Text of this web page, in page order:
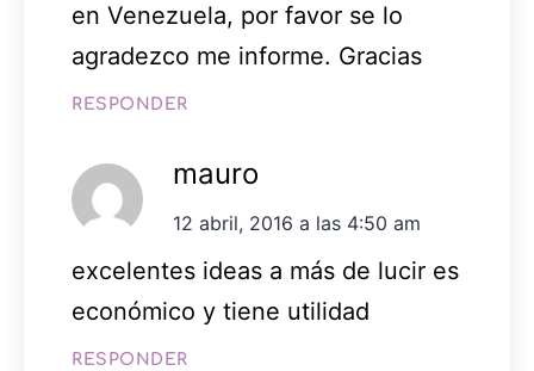
en Venezuela, por favor se lo
agradezco me informe. Gracias
RESPONDER
mauro
12 abril, 2016 a las 4:50 am
excelentes ideas a más de lucir es
económico y tiene utilidad
RESPONDER